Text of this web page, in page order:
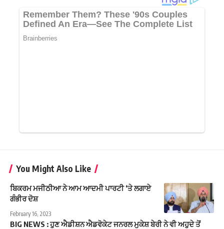
You Might Also Like
ਬਿਕਰਮ ਮਜੀਠੀਆ ਨੇ ਆਮ ਆਦਮੀ ਪਾਰਟੀ ‘ਤੇ ਲਗਾਏ
ਗੰਭੀਰ ਦੋਸ਼
February 16, 2023
BIG NEWS : ਹੁਣ ਐਡੀਸ਼ਨ ਐਡਵੋਕੇਟ ਜਨਰਲ ਮੁਕੇਸ਼ ਬੇਰੀ ਨੇ ਵੀ ਅਹੁਦੇ ਤੋਂ